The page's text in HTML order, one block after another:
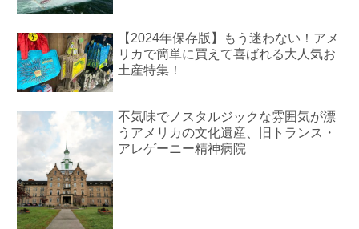
【2024年保存版】もう迷わない！アメ
リカで簡単に買えて喜ばれる大人気お
土産特集！
不気味でノスタルジックな雰囲気が漂
うアメリカの文化遺産、旧トランス・
アレゲーニー精神病院